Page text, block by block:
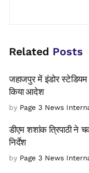
Related Posts
जहाजपुर में इंडोर
किया आदेश
by Page 3 News
डीएम शशांक त्रिपाठी ने
निर्देश
by Page 3 News